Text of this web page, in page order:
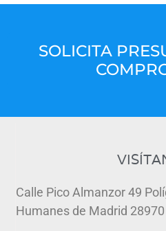
SOLICITA
Calle Pico Almanzor 49
Humanes de Madrid 28970